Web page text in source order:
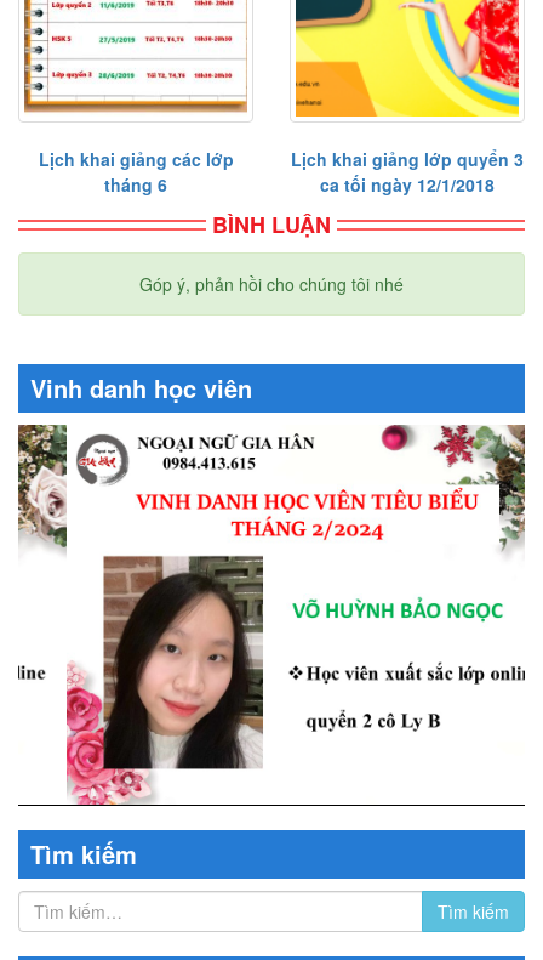
Lịch khai giảng các lớp
tháng 6
Lịch khai giảng lớp quyển 3
ca tối ngày 12/1/2018
BÌNH LUẬN
Góp ý, phản hồi cho chúng tôi nhé
Vinh danh học viên
Tìm kiếm